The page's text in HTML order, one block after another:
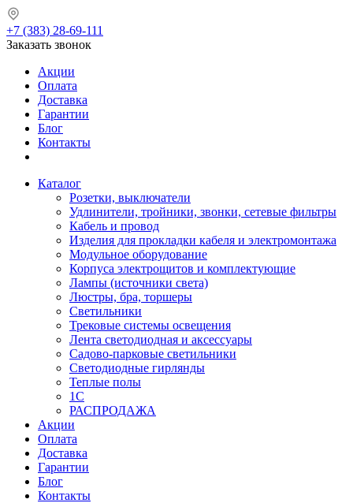
+7 (383) 28-69-111
Заказать звонок
Акции
Оплата
Доставка
Гарантии
Блог
Контакты
Каталог
Розетки, выключатели
Удлинители, тройники, звонки, сетевые фильтры
Кабель и провод
Изделия для прокладки кабеля и электромонтажа
Модульное оборудование
Корпуса электрощитов и комплектующие
Лампы (источники света)
Люстры, бра, торшеры
Светильники
Трековые системы освещения
Лента светодиодная и аксессуары
Садово-парковые светильники
Светодиодные гирлянды
Теплые полы
1С
РАСПРОДАЖА
Акции
Оплата
Доставка
Гарантии
Блог
Контакты